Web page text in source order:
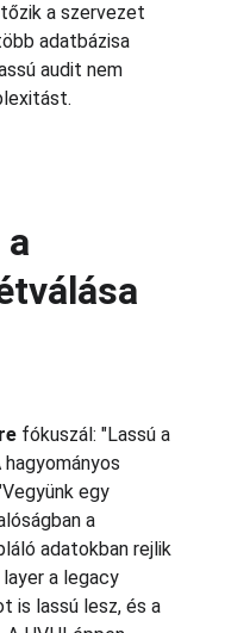
a szervezet
adatbázisa
audit nem
fókuszál: "Lassú a
egy
a
adatokban rejlik
a legacy
is lassú lesz, és a